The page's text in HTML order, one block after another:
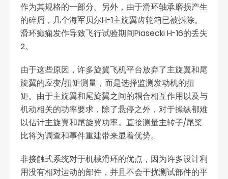
作为其规格的一部分。另外，由于滑环轴承磨损产生
的碎屑，几个海军贝尔H-1主旋翼齿轮箱已被拆除。
滑环癫痫发作导致飞行试验期间Piasecki H-16的丢失
2。
由于这些原因，许多旋翼飞机平台放弃了主旋翼和尾
旋翼的应变/扭矩测量，而是选择监测发动机的扭
矩。由于主旋翼和尾旋翼之间的耦合相互作用以及与
机动相关的功率要求，除了悬停之外，对于操纵都难
以估计主旋翼和尾旋翼功率。直接测量主转子/尾桨
比将为调查和事件重建带来显着优势。
非接触式系统对于机械滑环的优点，因为许多设计利
用没有相对运动的部件，并且不会干扰测试部件的平